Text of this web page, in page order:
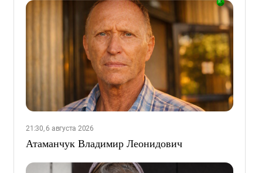
21:30, 6 августа 2026
Атаманчук Владимир Леонидович